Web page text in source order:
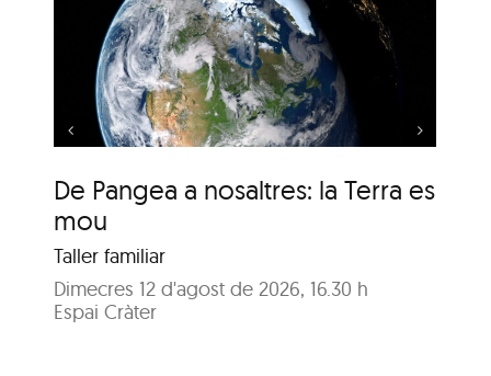
De Pangea a nosaltres: la Terra es
mou
Taller familiar
Dimecres 12 d'agost de 2026, 16.30 h
Espai Cràter
De Pangea a nosaltres:
la Terra es mou